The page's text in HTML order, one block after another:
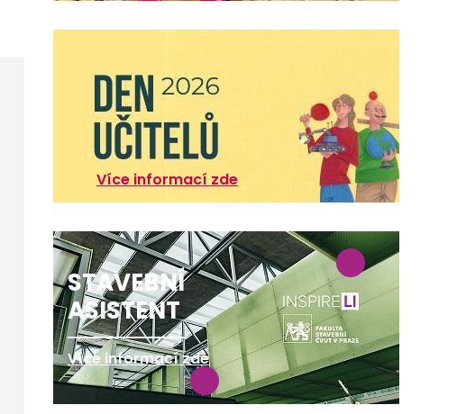
Více informací zde
STAVEBNÍ
ASISTENT
Více informací zde